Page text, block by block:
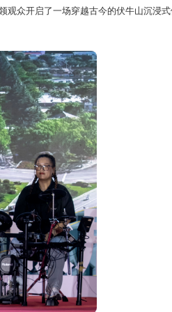
观众开启了一场穿越古今的伏牛山沉浸